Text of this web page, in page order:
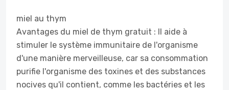
miel au thym
Avantages du miel de thym gratuit : Il aide à
stimuler le système immunitaire de l'organisme
d'une manière merveilleuse, car sa consommation
purifie l'organisme des toxines et des substances
nocives qu'il contient, comme les bactéries et les